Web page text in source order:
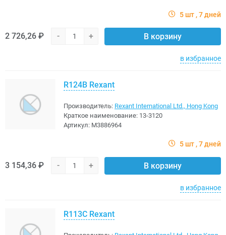
5 шт 7 дней
2 726,26 ₽ - + В корзину
в избранное
R124B Rexant
Производитель: Rexant International Ltd., Hong Kong
Краткое наименование: 13-3120
Артикул: M3886964
5 шт 7 дней
3 154,36 ₽ - + В корзину
в избранное
R113C Rexant